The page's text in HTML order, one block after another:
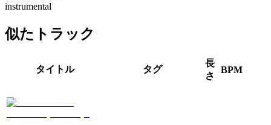
instrumental
似たトラック
タイトル タグ
長
さ
BPM